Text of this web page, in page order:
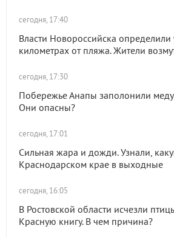
сегодня, 17:40
Власти Новороссийска определили
километрах от пляжа. Жители
сегодня, 17:30
Побережье Анапы заполонили
Они опасны?
сегодня, 17:01
Сильная жара и дожди. Узнали,
Краснодарском крае в выходные
сегодня, 16:05
В Ростовской области исчезли
Красную книгу. В чем причина?